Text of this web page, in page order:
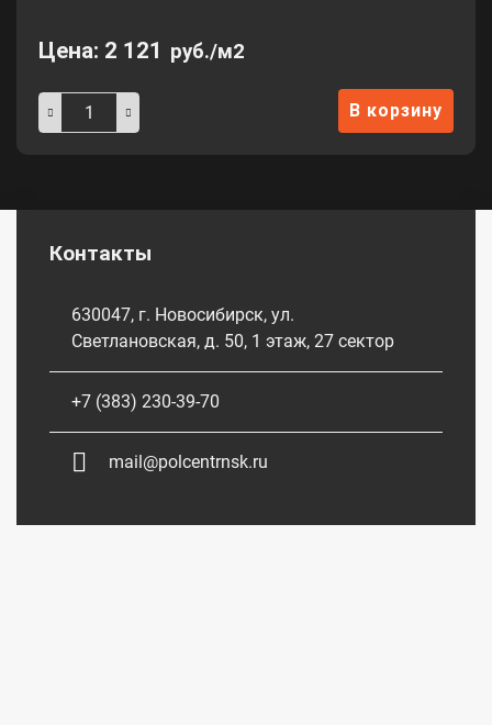
Цена: 2 121 руб./м2
В корзину
Контакты
630047, г. Новосибирск, ул.
Светлановская, д. 50, 1 этаж, 27 сектор
+7 (383) 230-39-70
mail@polcentrnsk.ru